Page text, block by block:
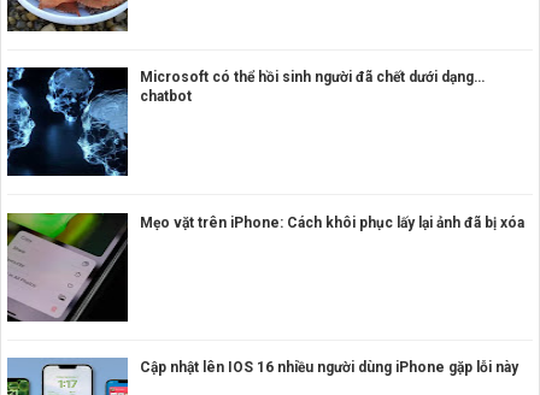
Microsoft có thể hồi sinh người đã chết dưới dạng…
chatbot
Mẹo vặt trên iPhone: Cách khôi phục lấy lại ảnh đã bị xóa
Cập nhật lên IOS 16 nhiều người dùng iPhone gặp lỗi này